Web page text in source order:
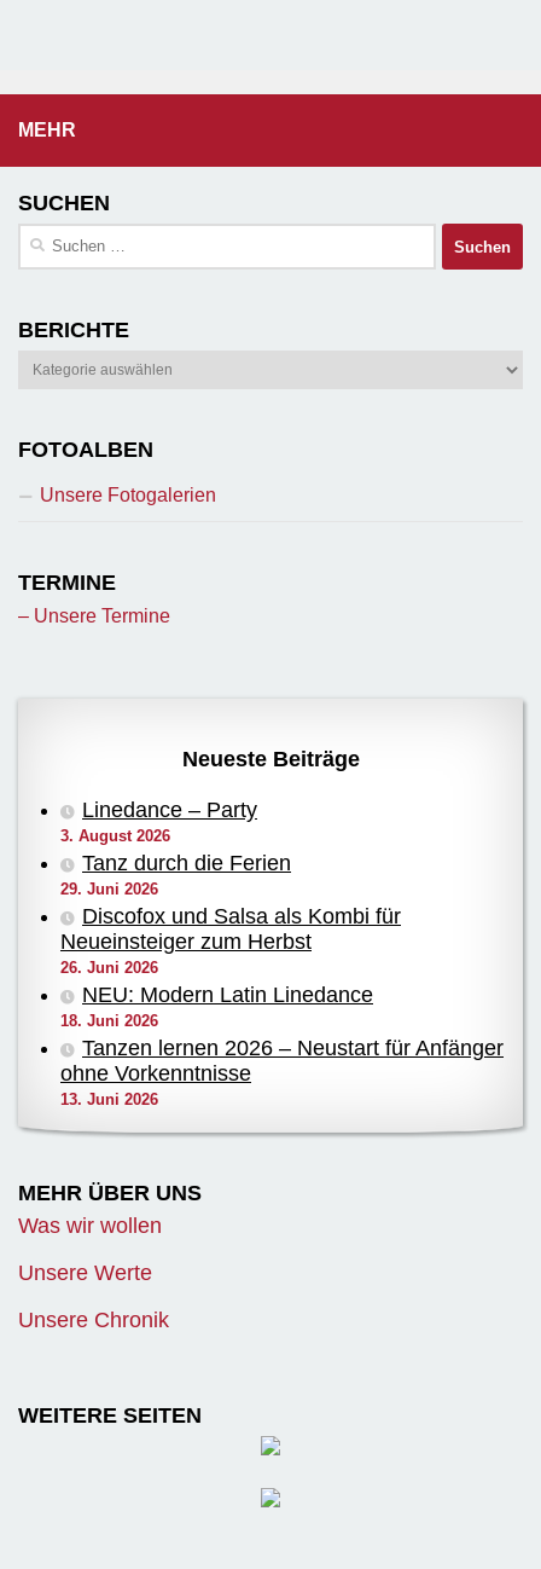
MEHR
SUCHEN
Suchen
BERICHTE
Berichte
FOTOALBEN
Unsere Fotogalerien
TERMINE
– Unsere Termine
Neueste Beiträge
Linedance – Party
3. August 2026
Tanz durch die Ferien
29. Juni 2026
Discofox und Salsa als Kombi für
Neueinsteiger zum Herbst
26. Juni 2026
NEU: Modern Latin Linedance
18. Juni 2026
Tanzen lernen 2026 – Neustart für Anfänger
ohne Vorkenntnisse
13. Juni 2026
MEHR ÜBER UNS
Was wir wollen
Unsere Werte
Unsere Chronik
WEITERE SEITEN